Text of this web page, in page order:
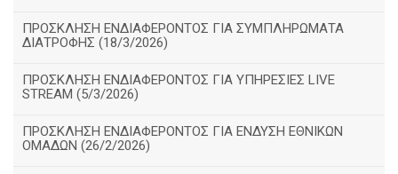
ΠΡΟΣΚΛΗΣΗ ΕΝΔΙΑΦΕΡΟΝΤΟΣ ΓΙΑ ΣΥΜΠΛΗΡΩΜΑΤΑ
ΔΙΑΤΡΟΦΗΣ (18/3/2026)
ΠΡΟΣΚΛΗΣΗ ΕΝΔΙΑΦΕΡΟΝΤΟΣ ΓΙΑ ΥΠΗΡΕΣΙΕΣ LIVE
STREAM (5/3/2026)
ΠΡΟΣΚΛΗΣΗ ΕΝΔΙΑΦΕΡΟΝΤΟΣ ΓΙΑ ΕΝΔΥΣΗ ΕΘΝΙΚΩΝ
ΟΜΑΔΩΝ (26/2/2026)